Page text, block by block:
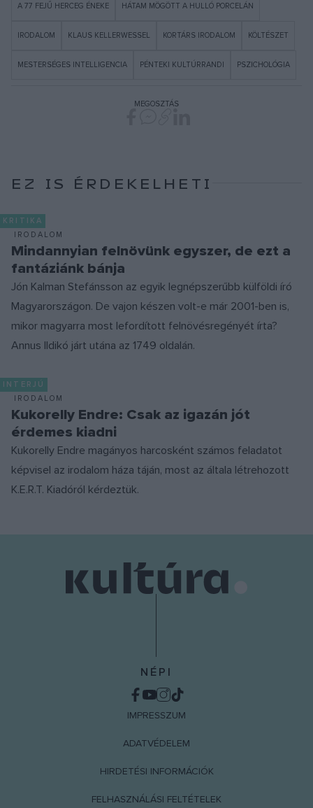
A 77 FEJŰ HERCEG ÉNEKE HÁTAM MÖGÖTT A HULLÓ PORCELÁN
IRODALOM KLAUS KELLERWESSEL KORTÁRS IRODALOM KÖLTÉSZET
MESTERSÉGES INTELLIGENCIA PÉNTEKI KULTÚRRANDI PSZICHOLÓGIA
MEGOSZTÁS
EZ IS ÉRDEKELHETI
KRITIKA
IRODALOM
Mindannyian felnövünk egyszer, de ezt a
fantáziánk bánja
Jón Kalman Stefánsson az egyik legnépszerűbb külföldi író
Magyarországon. De vajon készen volt-e már 2001-ben is,
mikor magyarra most lefordított felnövésregényét írta?
Annus Ildikó járt utána az 1749 oldalán.
INTERJÚ
IRODALOM
Kukorelly Endre: Csak az igazán jót
érdemes kiadni
Kukorelly Endre magányos harcosként számos feladatot
képvisel az irodalom háza táján, most az általa létrehozott
K.E.R.T. Kiadóról kérdeztük.
NÉPI
IMPRESSZUM
ADATVÉDELEM
HIRDETÉSI INFORMÁCIÓK
FELHASZNÁLÁSI FELTÉTELEK